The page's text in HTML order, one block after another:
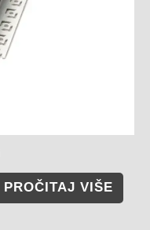
PROČITAJ VIŠE